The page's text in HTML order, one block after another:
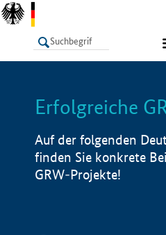
LISTE
Erfolgreiche
Auf der folgenden
finden Sie konkrete
GRW-Projekte!